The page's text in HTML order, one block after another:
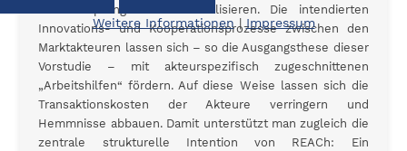
Wertschöpfungskette zu realisieren. Die intendierten
Innovations- und Kooperationsprozesse zwischen den
Marktakteuren lassen sich – so die Ausgangsthese dieser
Vorstudie – mit akteurspezifisch zugeschnittenen
„Arbeitshilfen“ fördern. Auf diese Weise lassen sich die
Transaktionskosten der Akteure verringern und
Hemmnisse abbauen. Damit unterstützt man zugleich die
zentrale strukturelle Intention von REACh: Ein
Weitere Informationen | Impressum